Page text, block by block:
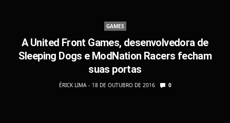
GAMES
A United Front Games, desenvolvedora de
Sleeping Dogs e ModNation Racers fecham
suas portas
ÉRICK LIMA 18 DE OUTUBRO DE 2016 0